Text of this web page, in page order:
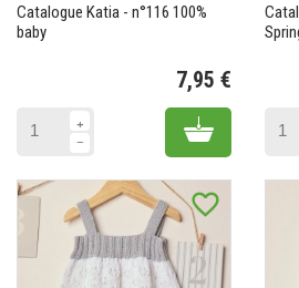
Catalogue Katia - n°116 100%
baby
7,95 €
Add to cart
favorite_border